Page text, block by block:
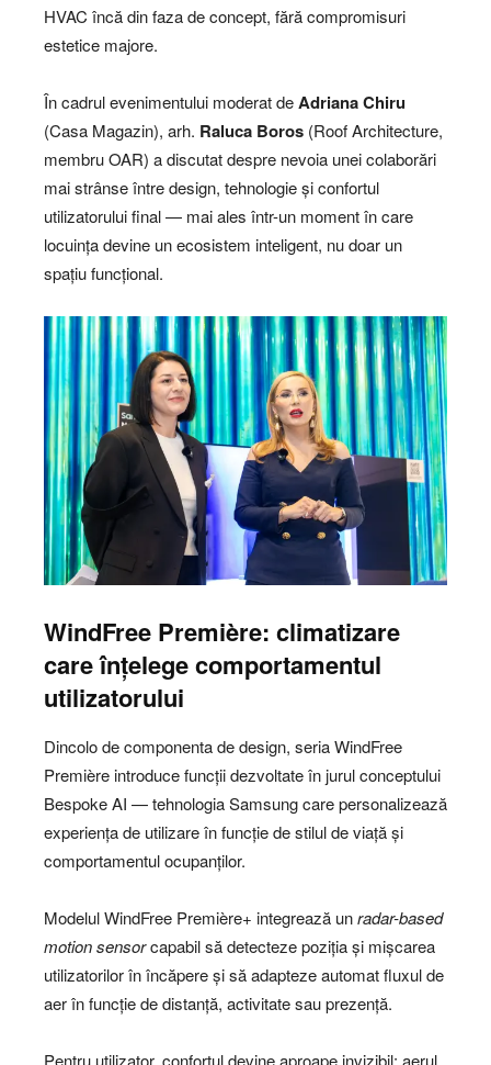
HVAC încă din faza de concept, fără compromisuri
estetice majore.
În cadrul evenimentului moderat deAdriana Chiru
(Casa Magazin), arh. Raluca Boros (Roof Architecture,
membru OAR) a discutat despre nevoia unei colaborări
mai strânse între design, tehnologie și confortul
utilizatorului final — mai ales într-un moment în care
locuința devine un ecosistem inteligent, nu doar un
spațiu funcțional.
WindFree Première: climatizare
care înțelege comportamentul
utilizatorului
Dincolo de componenta de design, seria WindFree
Première introduce funcții dezvoltate în jurul conceptului
Bespoke AI — tehnologia Samsung care personalizează
experiența de utilizare în funcție de stilul de viață și
comportamentul ocupanților.
Modelul WindFree Première+ integrează unradar-based
motion sensorcapabil să detecteze poziția și mișcarea
utilizatorilor în încăpere și să adapteze automat fluxul de
aer în funcție de distanță, activitate sau prezență.
Pentru utilizator, confortul devine aproape invizibil: aerul